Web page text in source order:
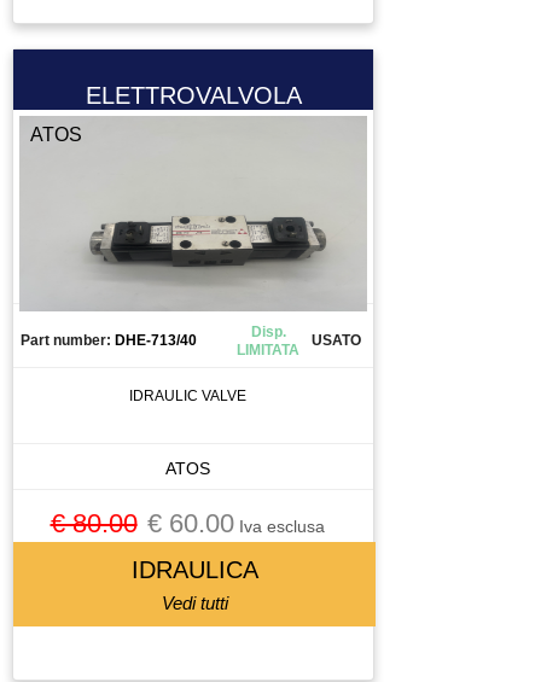
ELETTROVALVOLA
ATOS
Part number: DHE-713/40
Disp.
LIMITATA
USATO
IDRAULIC VALVE
ATOS
€ 80.00 € 60.00Iva esclusa
IDRAULICA
Vedi tutti